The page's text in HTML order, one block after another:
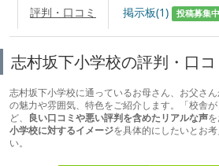
評判・口コミ 掲示板(1) 投稿募集中
志村坂下小学校の評判・口コ
志村坂下小学校に通っているお母さん、お父さ
の魅力や雰囲気、特色をご紹介します。「校舎
ど、
良い口コミや悪い評判を含めたリアルな声
小学校に対するイメージを具体的にしたいとお
い。